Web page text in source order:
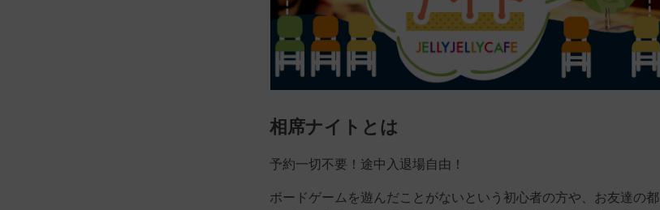
相席ナイトとは
予約一切不要！途中入退場自由！
ボードゲームを遊んだことがないという初心者の方や、お友達の都